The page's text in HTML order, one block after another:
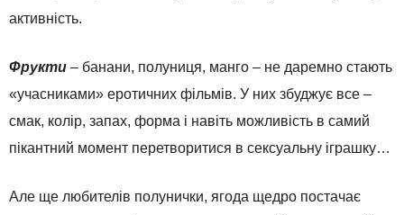
активність.
Фрукти – банани, полуниця, манго – не даремно стають
«учасниками» еротичних фільмів. У них збуджує все –
смак, колір, запах, форма і навіть можливість в самий
пікантний момент перетворитися в сексуальну іграшку…
Але ще любителів полунички, ягода щедро постачає